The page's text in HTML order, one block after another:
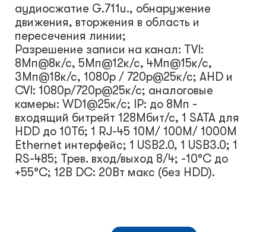
аудиосжатие G.711u., обнаружение
движения, вторжения в область и
пересечения линии;
Разрешение записи на канал: TVI:
8Мп@8к/с, 5Мп@12к/с, 4Мп@15к/с,
3Мп@18к/с, 1080p / 720p@25к/с; AHD и
CVI: 1080p/720p@25к/с; аналоговые
камеры: WD1@25к/с; IP: до 8Мп -
входящий битрейт 128Мбит/с, 1 SATA для
HDD до 10Тб; 1 RJ-45 10M/ 100M/ 1000M
Ethernet интерфейс; 1 USB2.0, 1 USB3.0; 1
RS-485; Трев. вход/выход 8/4; -10°C до
+55°C; 12В DC: 20Вт макс (без HDD).